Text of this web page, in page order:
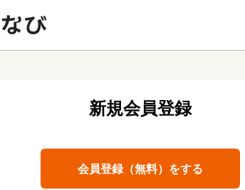
新規会員登録
会員登録（無料）をする